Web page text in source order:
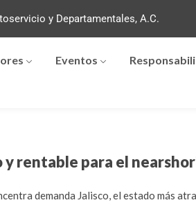
y Departamentales, A.C.
Eventos
rentable para el
demanda Jalisco, el estado más